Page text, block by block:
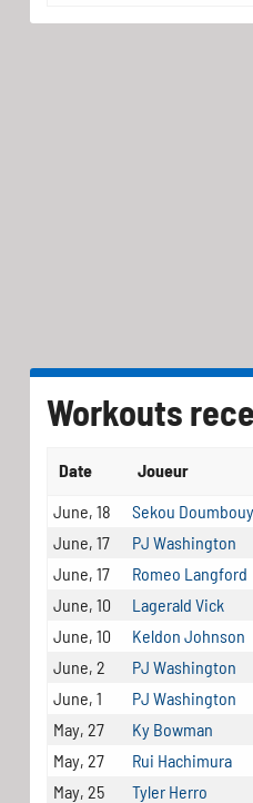
Workouts
Date Joueur
June, 18
Sekou
June, 17
PJ Washington
June, 17
Romeo Langford
June, 10
Lagerald Vick
June, 10
Keldon Johnson
June, 2
PJ Washington
June, 1
PJ Washington
May, 27
Ky Bowman
May, 27
Rui Hachimura
May, 25
Tyler Herro